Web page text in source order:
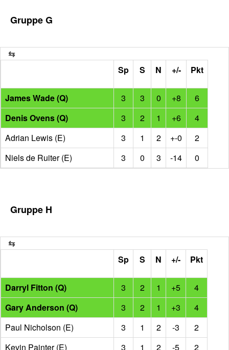
Gruppe G
Sp S N +/- Pkt
James Wade (Q) 3 3 0 +8
6
Denis Ovens (Q)
3 2 1 +6
4
Adrian Lewis (E)
3 1 2 +-0
2
Niels de Ruiter (E)
3 0 3 -14 0
Gruppe H
Sp S N +/- Pkt
Darryl Fitton (Q) 3 2 1 +5
4
Gary Anderson (Q)
3 2 1 +3
4
Paul Nicholson (E)
3 1 2 -3
2
Kevin Painter (E)
3 1 2 -5 2